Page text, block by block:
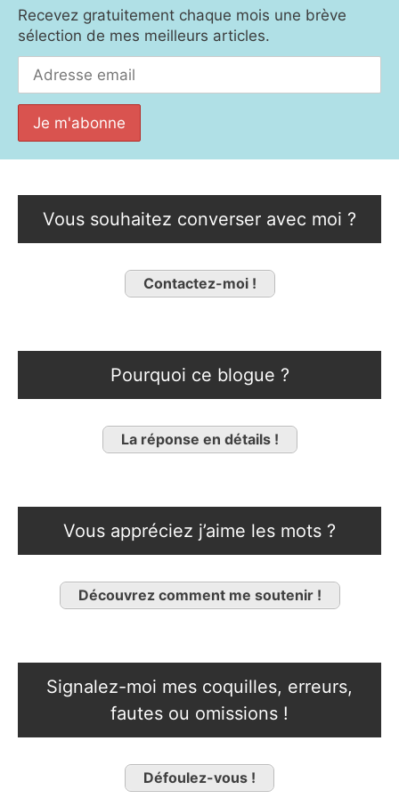
Recevez gratuitement chaque mois une brève
sélection de mes meilleurs articles.
Vous souhaitez converser avec moi ?
Contactez-moi !
Pourquoi ce blogue ?
La réponse en détails !
Vous appréciez j’aime les mots ?
Découvrez comment me soutenir !
Signalez-moi mes coquilles, erreurs,
fautes ou omissions !
Défoulez-vous !